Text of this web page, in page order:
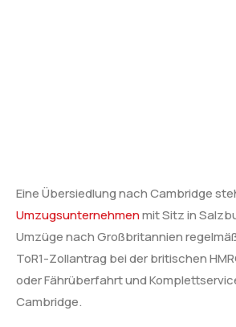
Eine Übersiedlung nach Cambridge
Umzugsunternehmenmit Sitz in
Umzüge nach Großbritannien
ToR1-Zollantrag bei der britischen
oder Fährüberfahrt und
Cambridge.